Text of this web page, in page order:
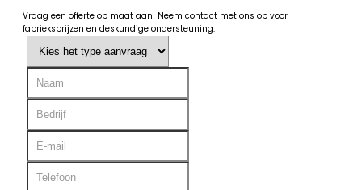
Vraag een offerte op maat aan! Neem contact met ons op voor
fabrieksprijzen en deskundige ondersteuning.